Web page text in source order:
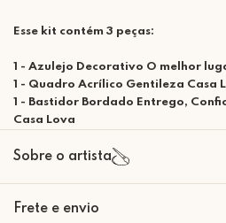
Esse kit contém 3 peças:
1 - Azulejo Decorativo O melhor
1 - Quadro Acrílico Gentileza Casa
1 - Bastidor Bordado Entrego,
Casa Lova
Sobre o artista
Frete e envio